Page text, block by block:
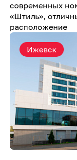
современных
«Штиль»,
расположение
Ижевск